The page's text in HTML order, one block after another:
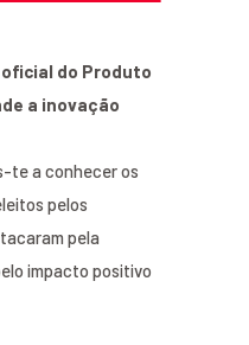
do Produto
a inovação
te a conhecer os
pelos
pela
impacto positivo